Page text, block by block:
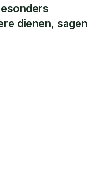
dienen, sagen